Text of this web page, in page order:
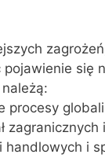
się
procesy
zagranicznych
handlowych i